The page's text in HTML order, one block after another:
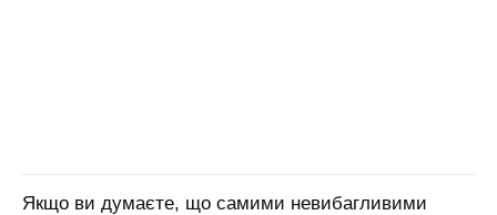
Якщо ви думаєте, що самими невибагливими